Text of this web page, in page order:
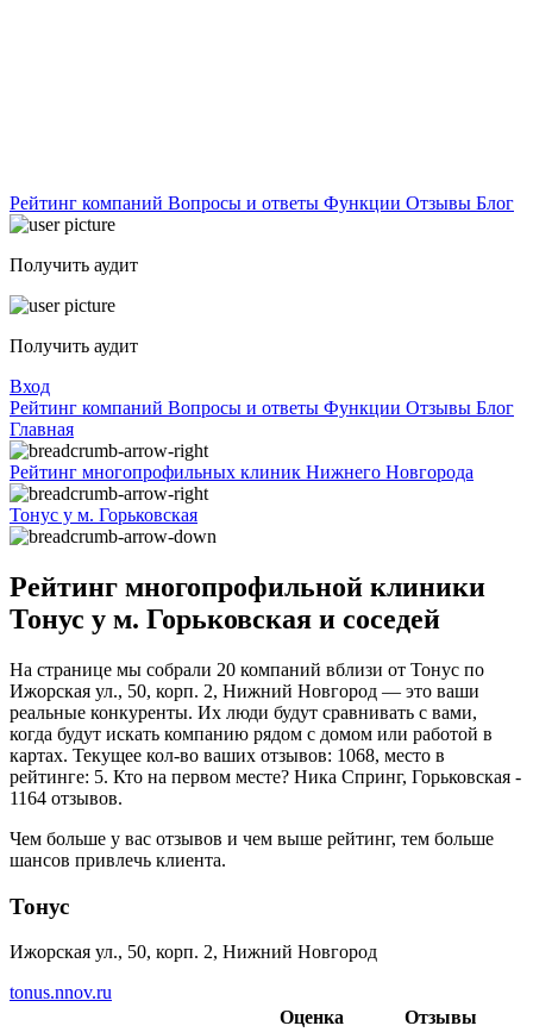
Рейтинг компаний Вопросы и ответы Функции Отзывы Блог
Получить аудит
Получить аудит
Вход
Рейтинг компаний Вопросы и ответы Функции Отзывы Блог
Главная
Рейтинг многопрофильных клиник Нижнего Новгорода
Тонус у м. Горьковская
Рейтинг многопрофильной клиники
Тонус у м. Горьковская и соседей
На странице мы собрали 20 компаний вблизи от Тонус по
Ижорская ул., 50, корп. 2, Нижний Новгород — это ваши
реальные конкуренты. Их люди будут сравнивать с вами,
когда будут искать компанию рядом с домом или работой в
картах. Текущее кол-во ваших отзывов: 1068, место в
рейтинге: 5. Кто на первом месте? Ника Спринг, Горьковская -
1164 отзывов.
Чем больше у вас отзывов и чем выше рейтинг, тем больше
шансов привлечь клиента.
Тонус
Ижорская ул., 50, корп. 2, Нижний Новгород
tonus.nnov.ru
Оценка
Отзывы